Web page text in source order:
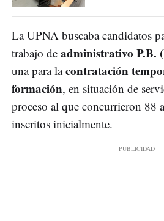
La UPNA buscaba candidatos
trabajo de administrativo P.B.
una para lacontratación
formación, en situación de
proceso al que concurrieron 88
inscritos inicialmente.